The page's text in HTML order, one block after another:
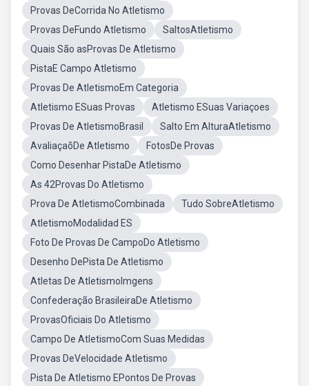
Provas DeCorrida No Atletismo
Provas DeFundo Atletismo
SaltosAtletismo
Quais São asProvas De Atletismo
PistaE Campo Atletismo
Provas De AtletismoEm Categoria
Atletismo ESuas Provas
Atletismo ESuas Variaçoes
Provas De AtletismoBrasil
Salto Em AlturaAtletismo
AvaliaçaõDe Atletismo
FotosDe Provas
Como Desenhar PistaDe Atletismo
As 42Provas Do Atletismo
Prova De AtletismoCombinada
Tudo SobreAtletismo
AtletismoModalidad ES
Foto De Provas De CampoDo Atletismo
Desenho DePista De Atletismo
Atletas De AtletismoImgens
Confederação BrasileiraDe Atletismo
ProvasOficiais Do Atletismo
Campo De AtletismoCom Suas Medidas
Provas DeVelocidade Atletismo
Pista De Atletismo EPontos De Provas